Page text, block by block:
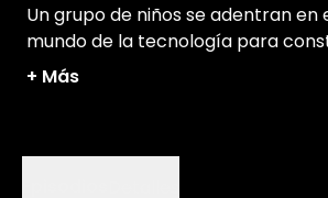
Un grupo de niños se adentran en
mundo de la tecnología para
ingenioso dron. ¿Lograrán llevar a
+ Más